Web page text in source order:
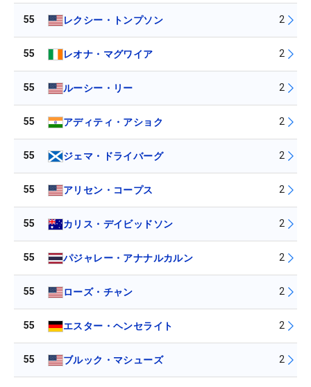
55 レクシー・トンプソン 2
55 レオナ・マグワイア 2
55 ルーシー・リー 2
55 アディティ・アショク 2
55 ジェマ・ドライバーグ 2
55 アリセン・コープス 2
55 カリス・デイビッドソン 2
55 パジャレー・アナナルカルン 2
55 ローズ・チャン 2
55 エスター・ヘンセライト 2
55 ブルック・マシューズ 2